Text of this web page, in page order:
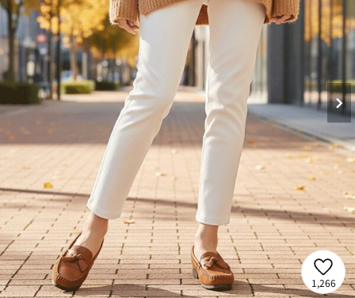
1,266